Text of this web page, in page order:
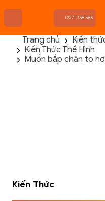
TRANG CHỦ
FLASH SALE
0971.338.585
Trang chủ Kiến
Kiến Thức Thể Hình
Muốn bắp chân to
Kiến Thức